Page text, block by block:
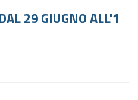
29 GIUGNO ALL'1